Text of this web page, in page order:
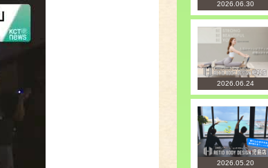
2026.06.30
2026.06.24
2026.05.20